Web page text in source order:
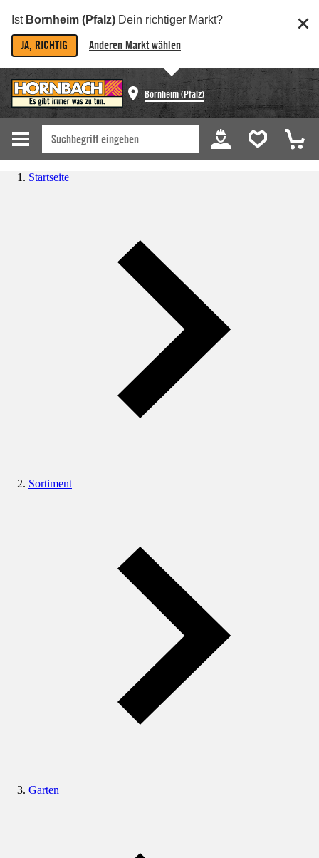
Ist Bornheim (Pfalz) Dein richtiger Markt?
JA, RICHTIG Anderen Markt wählen
Bornheim (Pfalz)
Startseite
Sortiment
Garten